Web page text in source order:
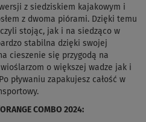
z siedziskiem kajakowym i
z dwoma piórami. Dzięki temu
stojąc, jak i na siedząco w
stabilna dzięki swojej
cieszenie się przygodą na
o większej wadze jak i
pływaniu zapakujesz całość w
COMBO 2024: